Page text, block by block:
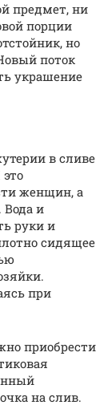
предмет, ни
порции
но
поток
украшение
в сливе
женщин, а
и
руки и
сидящее
при
приобрести
на слив.